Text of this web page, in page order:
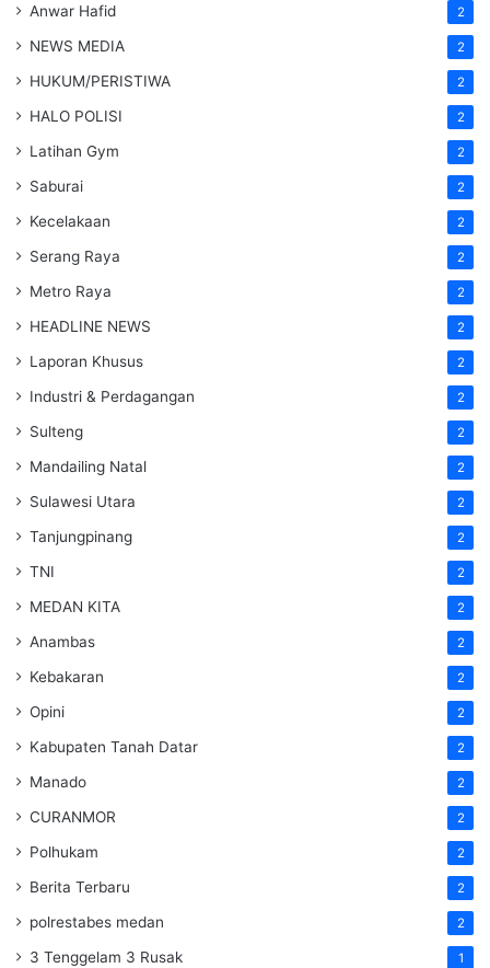
Anwar Hafid 2
NEWS MEDIA 2
HUKUM/PERISTIWA 2
HALO POLISI 2
Latihan Gym 2
Saburai 2
Kecelakaan 2
Serang Raya 2
Metro Raya 2
HEADLINE NEWS 2
Laporan Khusus 2
Industri & Perdagangan 2
Sulteng 2
Mandailing Natal 2
Sulawesi Utara 2
Tanjungpinang 2
TNI 2
MEDAN KITA 2
Anambas 2
Kebakaran 2
Opini 2
Kabupaten Tanah Datar 2
Manado 2
CURANMOR 2
Polhukam 2
Berita Terbaru 2
polrestabes medan 2
3 Tenggelam 3 Rusak 1